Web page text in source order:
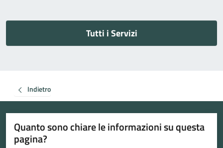
Tutti i Servizi
Indietro
Quanto sono chiare le informazioni su questa
pagina?